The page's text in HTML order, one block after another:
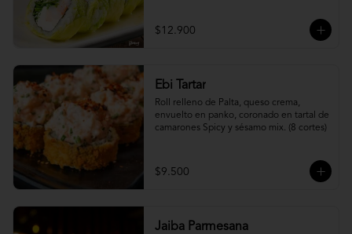
$12.900
Ebi Tartar
Roll relleno de Palta, queso crema,
envuelto en panko, coronado en tartal de
camarones Spicy y sésamo mix. (8 cortes)
$9.500
Jaiba Parmesana